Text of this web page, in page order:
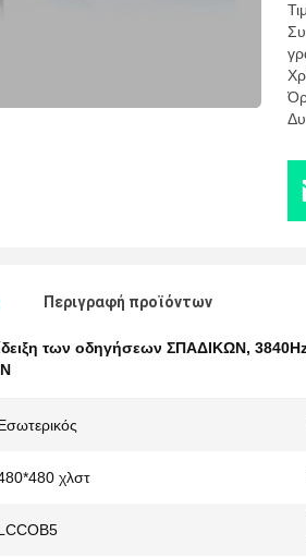
Περιγραφή προϊόντων
των οδηγήσεων ΣΠΑΔΙΚΩΝ,
χλστ